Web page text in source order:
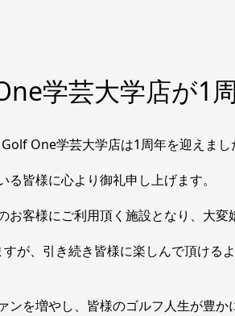
学芸大学店が1
One学芸大学店は1周年を迎えまし
る皆様に心より御礼申し上げます。
お客様にご利用頂く施設となり、大変
が、引き続き皆様に楽しんで頂ける
ンを増やし、皆様のゴルフ人生が豊か